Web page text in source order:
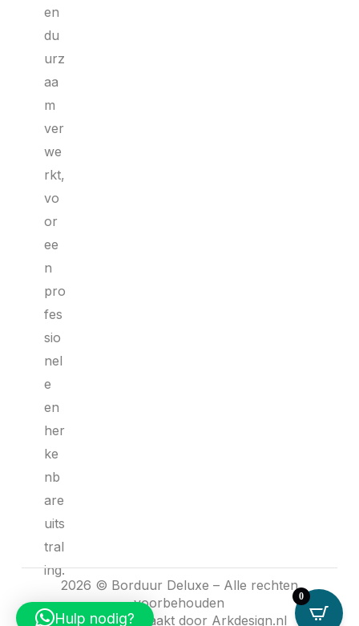
en
du
urz
aa
m
ver
we
rkt,
vo
or
ee
n
pro
fes
sio
nel
e
en
her
ke
nb
are
uits
tral
ing.
2026 © Borduur Deluxe – Alle rechten
voorbehouden
Website gemaakt door Arkdesign.nl
0
Hulp nodig?